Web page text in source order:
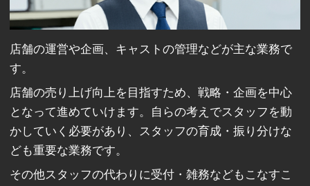
店舗の運営や企画、キャストの管理などが主な業務で
す。
店舗の売り上げ向上を目指すため、戦略・企画を中心
となって進めていけます。自らの考えでスタッフを動
かしていく必要があり、スタッフの育成・振り分けな
ども重要な業務です。
その他スタッフの代わりに受付・雑務などもこなすこ